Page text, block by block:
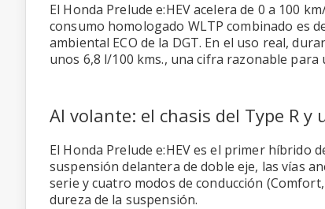
El Honda Prelude e:HEV acelera de 0 a 100
consumo homologado WLTP combinado es
ambiental ECO de la DGT. En el uso real,
unos 6,8 l/100 kms., una cifra razonable para
Al volante: el chasis del Type R
El Honda Prelude e:HEV es el primer híbrido
suspensión delantera de doble eje, las vías
serie y cuatro modos de conducción
dureza de la suspensión.